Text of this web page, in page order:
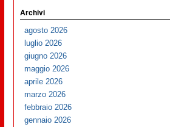
Archivi
agosto 2026
luglio 2026
giugno 2026
maggio 2026
aprile 2026
marzo 2026
febbraio 2026
gennaio 2026